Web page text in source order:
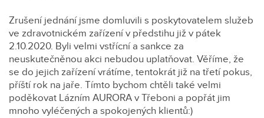
Zrušení jednání jsme domluvili s poskytovatelem služeb
ve zdravotnickém zařízení v předstihu již v pátek
2.10.2020. Byli velmi vstřícní a sankce za
neuskutečněnou akci nebudou uplatňovat. Věříme, že
se do jejich zařízení vrátíme, tentokrát již na třetí pokus,
příští rok na jaře. Tímto bychom chtěli také velmi
poděkovat Lázním AURORA v Třeboni a popřát jim
mnoho vyléčených a spokojených klientů:)